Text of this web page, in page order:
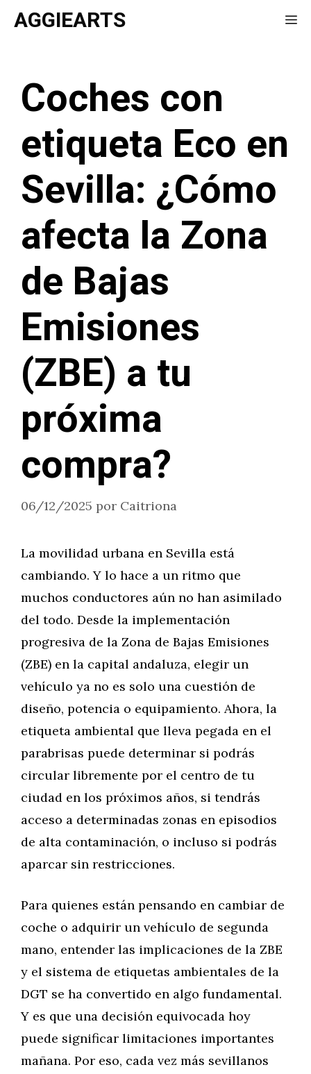
Saltar
AGGIEARTS
Coches con
etiqueta Eco en
Sevilla: ¿Cómo
afecta la Zona
de Bajas
Emisiones
(ZBE) a tu
próxima
compra?
06/12/2025 por Caitriona
La movilidad urbana en Sevilla está
cambiando. Y lo hace a un ritmo que
muchos conductores aún no han asimilado
del todo. Desde la implementación
progresiva de la Zona de Bajas Emisiones
(ZBE) en la capital andaluza, elegir un
vehículo ya no es solo una cuestión de
diseño, potencia o equipamiento. Ahora, la
etiqueta ambiental que lleva pegada en el
parabrisas puede determinar si podrás
circular libremente por el centro de tu
ciudad en los próximos años, si tendrás
acceso a determinadas zonas en episodios
de alta contaminación, o incluso si podrás
aparcar sin restricciones.
Para quienes están pensando en cambiar de
coche o adquirir un vehículo de segunda
mano, entender las implicaciones de la ZBE
y el sistema de etiquetas ambientales de la
DGT se ha convertido en algo fundamental.
Y es que una decisión equivocada hoy
puede significar limitaciones importantes
mañana. Por eso, cada vez más sevillanos